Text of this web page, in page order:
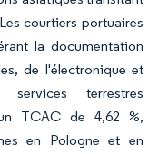
courtiers portuaires
la documentation
de l'électronique et
terrestres
TCAC de 4,62 %,
en Pologne et en